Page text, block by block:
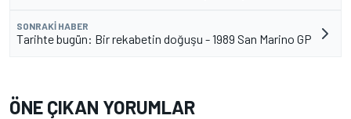
SONRAKI HABER
Tarihte bugün: Bir rekabetin doğuşu - 1989 San Marino GP
ÖNE ÇIKAN YORUMLAR